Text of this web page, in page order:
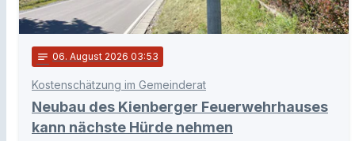
notes 06. August 2026 03:53
Kostenschätzung im Gemeinderat
Neubau des Kienberger Feuerwehrhauses
kann nächste Hürde nehmen